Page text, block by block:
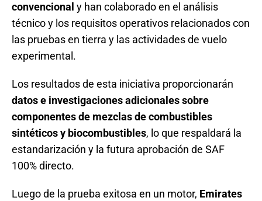
convencional y han colaborado en el análisis
técnico y los requisitos operativos relacionados con
las pruebas en tierra y las actividades de vuelo
experimental.
Los resultados de esta iniciativa proporcionarán
datos e investigaciones adicionales sobre
componentes de mezclas de combustibles
sintéticos y biocombustibles, lo que respaldará la
estandarización y la futura aprobación de SAF
100% directo.
Luego de la prueba exitosa en un motor, Emirates